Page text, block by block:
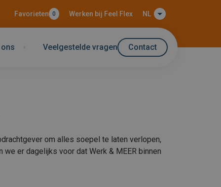
Favorieten 0 Werken bij Feel Flex NL
ons Veelgestelde vragen Contact
om alles soepel te laten verlopen,
er dagelijks voor dat Werk & MEER binnen